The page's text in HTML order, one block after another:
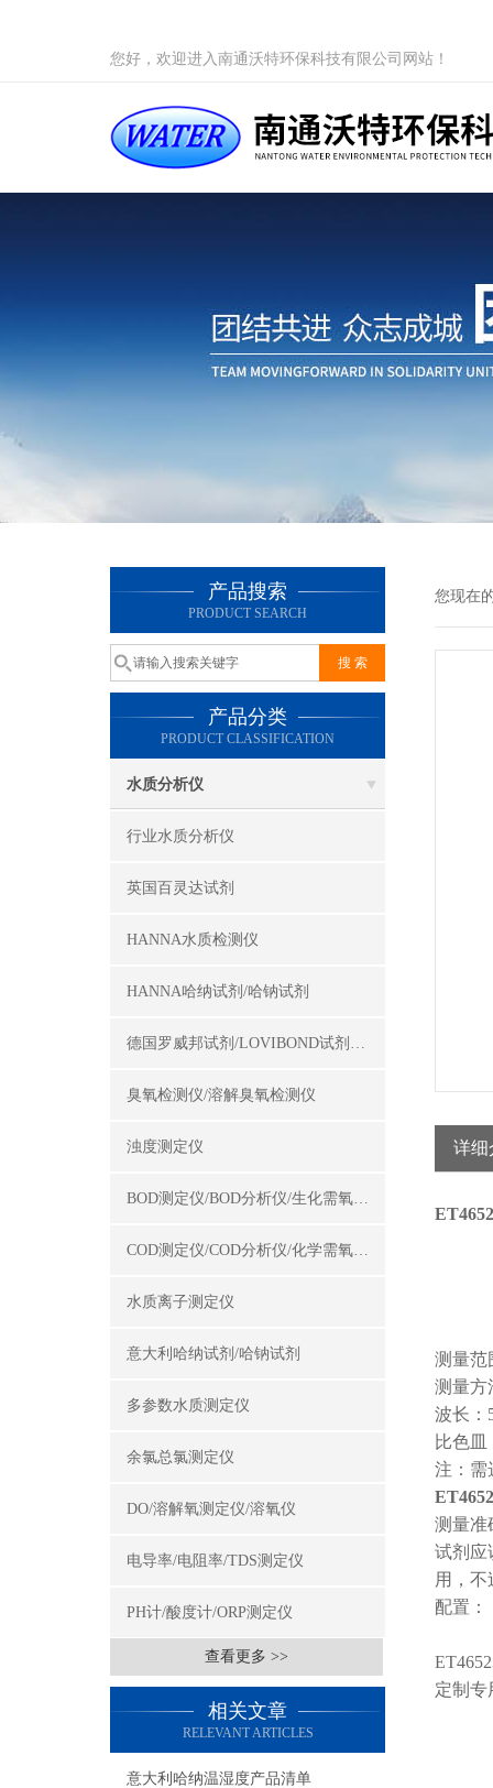
您好，欢迎进入南通沃特环保科技有限公司网站！
产品搜索
PRODUCT SEARCH
产品分类
PRODUCT CLASSIFICATION
水质分析仪
行业水质分析仪
英国百灵达试剂
HANNA水质检测仪
HANNA哈纳试剂/哈钠试剂
德国罗威邦试剂/LOVIBOND试剂/罗威邦试剂
臭氧检测仪/溶解臭氧检测仪
浊度测定仪
BOD测定仪/BOD分析仪/生化需氧量测定仪
COD测定仪/COD分析仪/化学需氧量测定仪
水质离子测定仪
意大利哈纳试剂/哈钠试剂
多参数水质测定仪
余氯总氯测定仪
DO/溶解氧测定仪/溶氧仪
电导率/电阻率/TDS测定仪
PH计/酸度计/ORP测定仪
查看更多 >>
相关文章
RELEVANT ARTICLES
意大利哈纳温湿度产品清单
您现在
详细
测量范
测量方
波长：
比色皿
注：需
测量准
试剂应
用，
配置：
定制专